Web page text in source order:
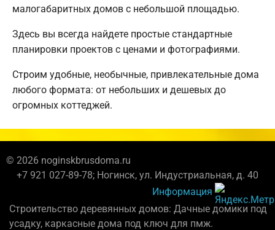
малогабаритных домов с небольшой площадью.
Здесь вы всегда найдете простые стандартные
планировки проектов с ценами и фотографиями.
Строим удобные, необычные, привлекательные дома
любого формата: от небольших и дешевых до
огромных коттеджей.
© 2026 noginskbrusdoma.ru
+7 921 027-89-78; Ногинск, ул. Индустриальная, д. 40
Информация
Строительство деревянных домов: Дачные домики под
усадку, каркасные дома под ключ для пмж.